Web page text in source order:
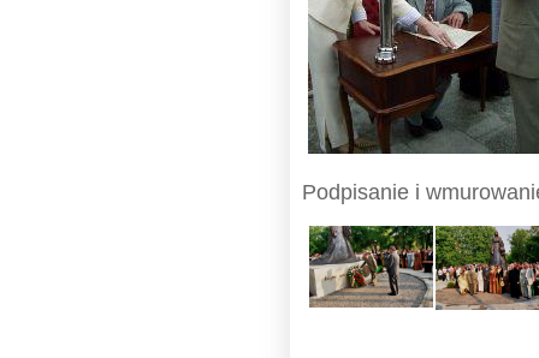
Podpisanie i